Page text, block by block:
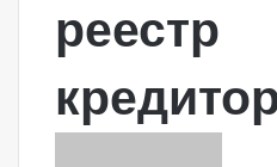
реестр